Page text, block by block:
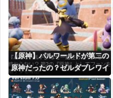
【原神】パルワールドが第二の
原神だったの？ゼルダブレワイ
が第二の原神だった気がするん
だが